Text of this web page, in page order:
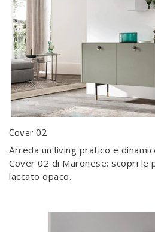
Cover 02
Arreda un living pratico e
Cover 02 di Maronese: scopri le
laccato opaco.